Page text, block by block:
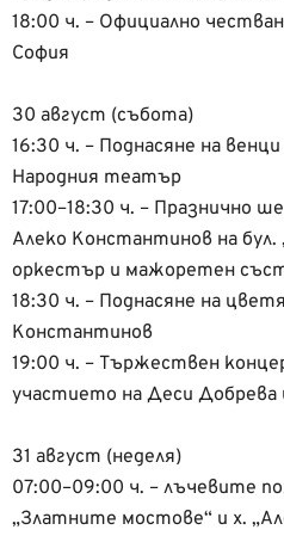
18:00 ч. – Официално
София
30 август (събота)
16:30 ч. – Поднасяне на
Народния театър
17:00–18:30 ч. – Празнично
Алеко Константинов на бул.
оркестър и мажоретен
18:30 ч. – Поднасяне на
Константинов
19:00 ч. – Тържествен
участието на Деси Добрева
31 август (неделя)
07:00–09:00 ч. – лъчевите
„Златните мостове“ и х.